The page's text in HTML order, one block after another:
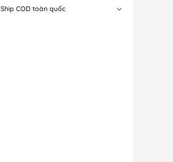
Ship COD toàn quốc